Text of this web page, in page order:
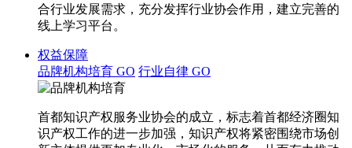
合行业发展需求，充分发挥行业协会作用，建立完善的
线上学习平台。
权益保障
品牌机构培育 GO 行业自律 GO
首都知识产权服务业协会的成立，标志着首都经济圈知
识产权工作的进一步加强，知识产权将紧密围绕市场创